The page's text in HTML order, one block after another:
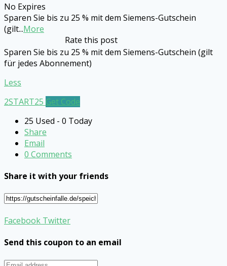
No Expires
Sparen Sie bis zu 25 % mit dem Siemens-Gutschein
(gilt...More
Rate this post
Sparen Sie bis zu 25 % mit dem Siemens-Gutschein (gilt
für jedes Abonnement)
Less
2START25 Get Code
25 Used - 0 Today
Share
Email
0 Comments
Share it with your friends
Facebook Twitter
Send this coupon to an email